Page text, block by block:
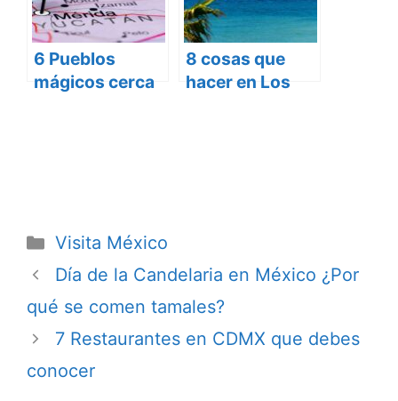
6 Pueblos
mágicos cerca
8 cosas que
hacer en Los
Categorías
Visita México
Día de la Candelaria en México ¿Por
qué se comen tamales?
7 Restaurantes en CDMX que debes
conocer